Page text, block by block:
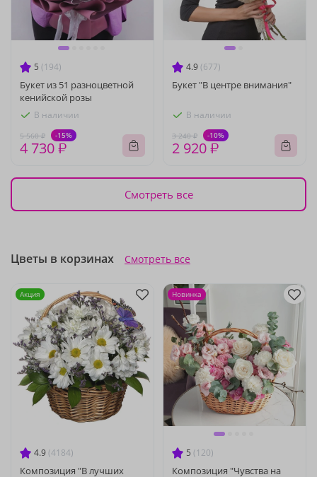
5 (194)
Букет из 51 разноцветной
кенийской розы
В наличии
5 560 ₽ -15%
4 730 ₽
4.9 (677)
Букет "В центре внимания"
В наличии
3 240 ₽ -10%
2 920 ₽
Смотреть все
Цветы в корзинах Смотреть все
4.9 (4184)
Композиция "В лучших
Акция
5 (120)
Композиция "Чувства на
Новинка